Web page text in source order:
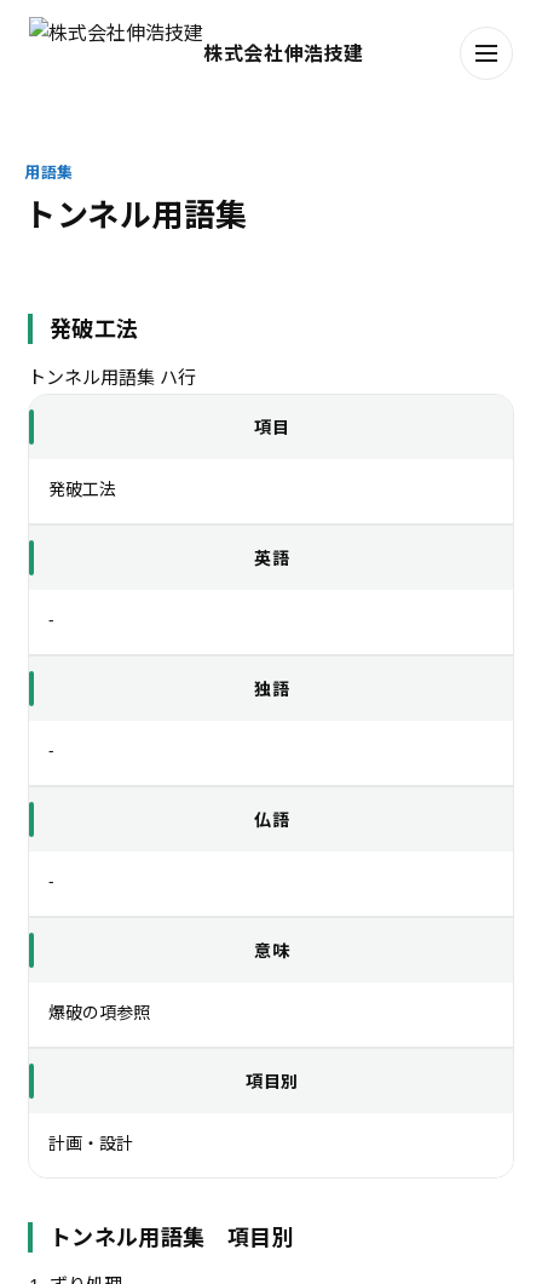
株式会社伸浩技建
用語集
トンネル用語集
発破工法
トンネル用語集 ハ行
項目
発破工法
英語
-
独語
-
仏語
-
意味
爆破の項参照
項目別
計画・設計
トンネル用語集 項目別